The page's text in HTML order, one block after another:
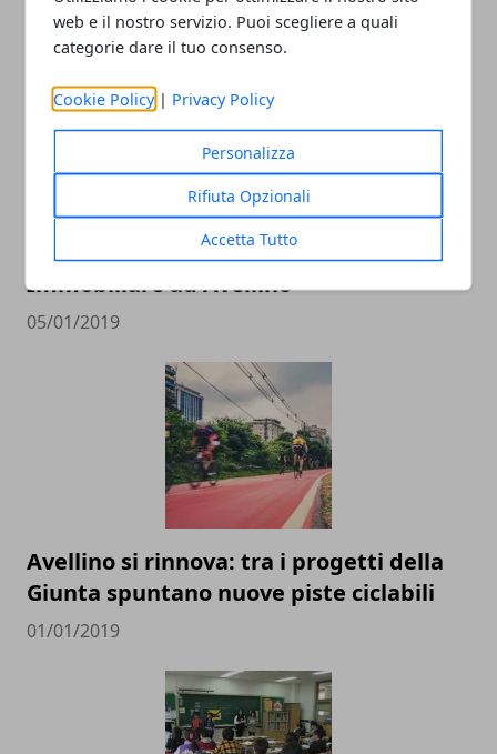
web e il nostro servizio. Puoi scegliere a quali
categorie dare il tuo consenso.
Cookie Policy | Privacy Policy
Personalizza
Rifiuta Opzionali
Accetta Tutto
ARTICOLI CORRELATI
La situazione nel 2018 del Mercato
Immobiliare ad Avellino
05/01/2019
Avellino si rinnova: tra i progetti della
Giunta spuntano nuove piste ciclabili
01/01/2019